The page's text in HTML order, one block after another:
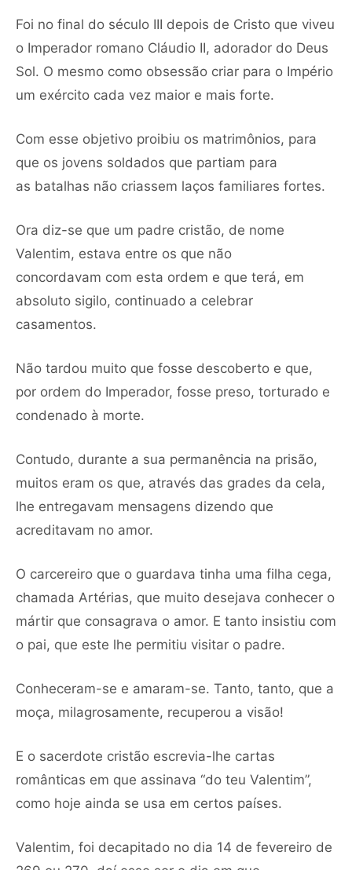
Foi no final do século III depois de Cristo que viveu
o Imperador romano Cláudio II, adorador do Deus
Sol. O mesmo como obsessão criar para o Império
um exército cada vez maior e mais forte.
Com esse objetivo proibiu os matrimônios, para
que os jovens soldados que partiam para
as batalhas não criassem laços familiares fortes.
Ora diz-se que um padre cristão, de nome
Valentim, estava entre os que não
concordavam com esta ordem e que terá, em
absoluto sigilo, continuado a celebrar
casamentos.
Não tardou muito que fosse descoberto e que,
por ordem do Imperador, fosse preso, torturado e
condenado à morte.
Contudo, durante a sua permanência na prisão,
muitos eram os que, através das grades da cela,
lhe entregavam mensagens dizendo que
acreditavam no amor.
O carcereiro que o guardava tinha uma filha cega,
chamada Artérias, que muito desejava conhecer o
mártir que consagrava o amor. E tanto insistiu com
o pai, que este lhe permitiu visitar o padre.
Conheceram-se e amaram-se. Tanto, tanto, que a
moça, milagrosamente, recuperou a visão!
E o sacerdote cristão escrevia-lhe cartas
românticas em que assinava “do teu Valentim”,
como hoje ainda se usa em certos países.
Valentim, foi decapitado no dia 14 de fevereiro de